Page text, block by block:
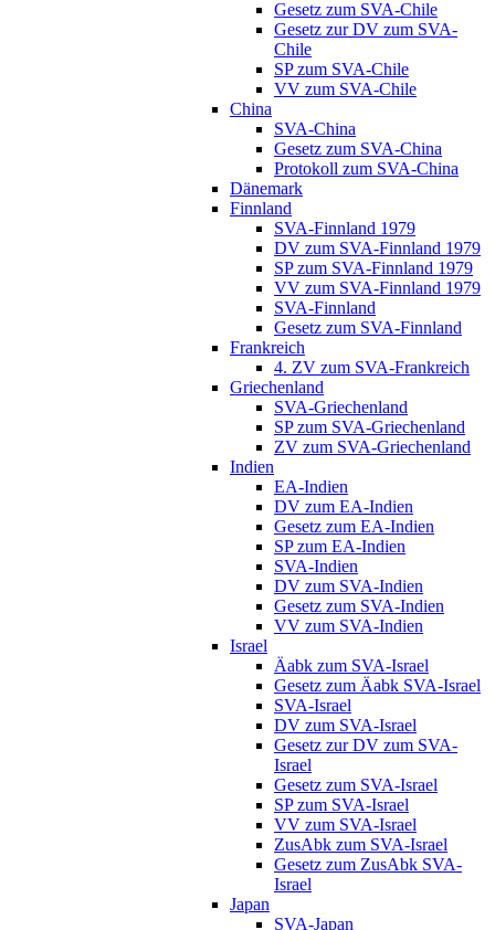
Gesetz zum SVA-Chile
Gesetz zur DV zum SVA-
Chile
SP zum SVA-Chile
VV zum SVA-Chile
China
SVA-China
Gesetz zum SVA-China
Protokoll zum SVA-China
Dänemark
Finnland
SVA-Finnland 1979
DV zum SVA-Finnland 1979
SP zum SVA-Finnland 1979
VV zum SVA-Finnland 1979
SVA-Finnland
Gesetz zum SVA-Finnland
Frankreich
4. ZV zum SVA-Frankreich
Griechenland
SVA-Griechenland
SP zum SVA-Griechenland
ZV zum SVA-Griechenland
Indien
EA-Indien
DV zum EA-Indien
Gesetz zum EA-Indien
SP zum EA-Indien
SVA-Indien
DV zum SVA-Indien
Gesetz zum SVA-Indien
VV zum SVA-Indien
Israel
Äabk zum SVA-Israel
Gesetz zum Äabk SVA-Israel
SVA-Israel
DV zum SVA-Israel
Gesetz zur DV zum SVA-
Israel
Gesetz zum SVA-Israel
SP zum SVA-Israel
VV zum SVA-Israel
ZusAbk zum SVA-Israel
Gesetz zum ZusAbk SVA-
Israel
Japan
SVA-Japan